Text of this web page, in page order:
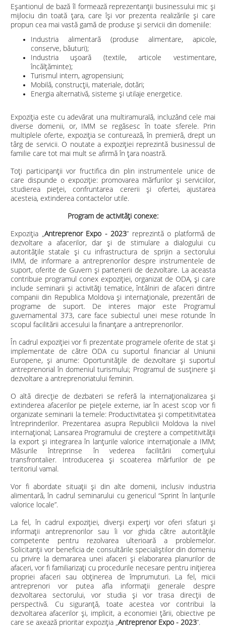
Eșantionul de bază îl formează reprezentanţii businessului mic şi
mijlociu din toată țara, care îşi vor prezenta realizările și care
propun cea mai vastă gamă de produse și servicii din domeniile:
Industria alimentară (produse alimentare, apicole,
conserve, băuturi);
Industria ușoară (textile, articole vestimentare,
încălţăminte);
Turismul intern, agropensiuni;
Mobilă, construcții, materiale, dotări;
Energia alternativă, sisteme și utilaje energetice.
Expoziția este cu adevărat una multiramurală, incluzând cele mai
diverse domenii, or, IMM se regăsesc în toate sferele. Prin
multiplele oferte, expoziția se conturează, în premieră, drept un
târg de servicii. O noutate a expoziției reprezintă businessul de
familie care tot mai mult se afirmă în țara noastră.
Toți participanții vor fructifica din plin instrumentele unice de
care dispunde o expoziție: promovarea mărfurilor și serviciilor,
studierea pieței, confruntarea cererii și ofertei, ajustarea
acesteia, extinderea contactelor utile.
Program de activităţi conexe:
Expoziția „Antreprenor Expo - 2023” reprezintă o platformă de
dezvoltare a afacerilor, dar și de stimulare a dialogului cu
autoritățile statale și cu infrastructura de sprijin a sectorului
IMM, de informare a antreprenorilor despre instrumentele de
suport, oferite de Guvern și partenerii de dezvoltare. La aceasta
contribuie programul conex expoziției, organizat de ODA, și care
include seminarii și activități tematice, întâlniri de afaceri dintre
companii din Republica Moldova și internaționale, prezentări de
programe de suport. De interes major este Programul
guvernamental 373, care face subiectul unei mese rotunde în
scopul facilitării accesului la finanțare a antreprenorilor.
În cadrul expoziției vor fi prezentate programele oferite de stat și
implementate de către ODA cu suportul financiar al Uniunii
Europene, și anume: Oportunitățile de dezvoltare și suportul
antreprenorial în domeniul turismului; Programul de susținere și
dezvoltare a antreprenoriatului feminin.
O altă direcție de dezbateri se referă la internaționalizarea și
extinderea afacerilor pe piețele externe, iar în acest scop vor fi
organizate seminarii la temele: Productivitatea și competitivitatea
întreprinderilor. Prezentarea asupra Republicii Moldova la nivel
internațional; Lansarea Programului de creștere a competitivității
la export și integrarea în lanțurile valorice internaționale a IMM;
Măsurile întreprinse în vederea facilitării comerțului
transfrontalier. Introducerea și scoaterea mărfurilor de pe
teritoriul vamal.
Vor fi abordate situații și din alte domenii, inclusiv industria
alimentară, în cadrul seminarului cu genericul “Sprint în lanțurile
valorice locale”.
La fel, în cadrul expoziției, diverși experți vor oferi sfaturi și
informații antreprenorilor sau îi vor ghida către autoritățile
competente pentru rezolvarea ulterioară a problemelor.
Solicitanții vor beneficia de consultările specialiștilor din domeniu
cu privire la demararea unei afaceri și elaborarea planurilor de
afaceri, vor fi familiarizați cu procedurile necesare pentru inițierea
propriei afaceri sau obținerea de împrumuturi. La fel, micii
antreprenori vor putea afla informaţii generale despre
dezvoltarea sectorului, vor studia şi vor trasa direcţii de
perspectivă. Cu siguranță, toate acestea vor contribui la
dezvoltarea afacerilor și, implicit, a economiei țării, obiective pe
care se axează prioritar expoziția „Antreprenor Expo - 2023”.